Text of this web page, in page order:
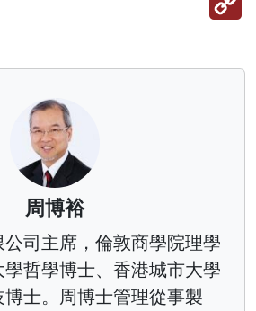
周博裕
司主席，倫敦商學院理學
哲學博士、香港城市大學
士。周博士管理從事製